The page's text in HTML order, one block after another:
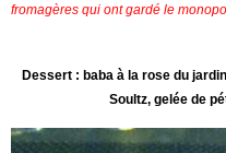
fromagères qui ont gardé le
Dessert : baba à la rose du
Soultz, gelée de